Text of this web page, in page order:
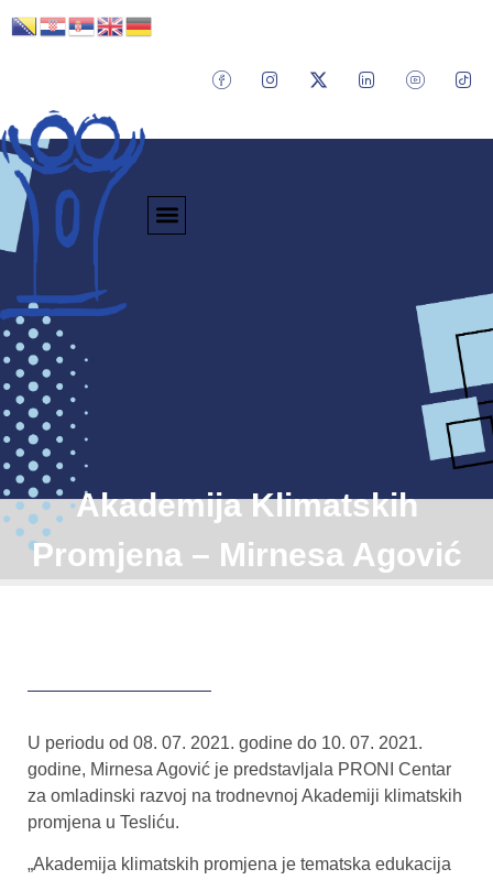
Akademija Klimatskih
Promjena – Mirnesa Agović
U periodu od 08. 07. 2021. godine do 10. 07. 2021.
godine, Mirnesa Agović je predstavljala PRONI Centar
za omladinski razvoj na trodnevnoj Akademiji klimatskih
promjena u Tesliću.
„Akademija klimatskih promjena je tematska edukacija